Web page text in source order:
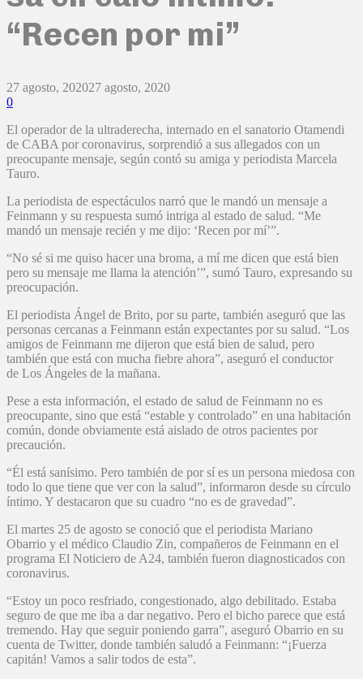
“Recen por mi”
27 agosto, 202027 agosto, 2020
0
El operador de la ultraderecha, internado en el sanatorio Otamendi
de CABA por coronavirus, sorprendió a sus allegados con un
preocupante mensaje, según contó su amiga y periodista Marcela
Tauro.
La periodista de espectáculos narró que le mandó un mensaje a
Feinmann y su respuesta sumó intriga al estado de salud. “Me
mandó un mensaje recién y me dijo: ‘Recen por mí’”.
“No sé si me quiso hacer una broma, a mí me dicen que está bien
pero su mensaje me llama la atención’”, sumó Tauro, expresando su
preocupación.
El periodista Ángel de Brito, por su parte, también aseguró que las
personas cercanas a Feinmann están expectantes por su salud. “Los
amigos de Feinmann me dijeron que está bien de salud, pero
también que está con mucha fiebre ahora”, aseguró el conductor
de Los Ángeles de la mañana.
Pese a esta información, el estado de salud de Feinmann no es
preocupante, sino que está “estable y controlado” en una habitación
común, donde obviamente está aislado de otros pacientes por
precaución.
“Él está sanísimo. Pero también de por sí es un persona miedosa con
todo lo que tiene que ver con la salud”, informaron desde su círculo
íntimo. Y destacaron que su cuadro “no es de gravedad”.
El martes 25 de agosto se conoció que el periodista Mariano
Obarrio y el médico Claudio Zin, compañeros de Feinmann en el
programa El Noticiero de A24, también fueron diagnosticados con
coronavirus.
“Estoy un poco resfriado, congestionado, algo debilitado. Estaba
seguro de que me iba a dar negativo. Pero el bicho parece que está
tremendo. Hay que seguir poniendo garra”, aseguró Obarrio en su
cuenta de Twitter, donde también saludó a Feinmann: “¡Fuerza
capitán! Vamos a salir todos de esta”.